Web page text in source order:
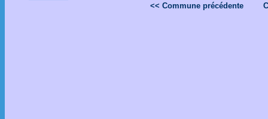
<< Commune précédente